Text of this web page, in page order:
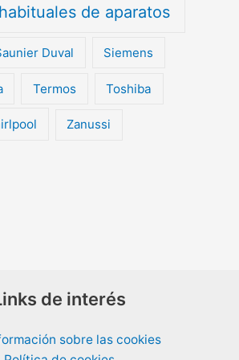
de aparatos
Duval Siemens
Termos Toshiba
Zanussi
de interés
sobre las cookies